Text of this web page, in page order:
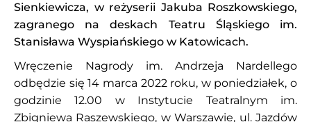
Sienkiewicza, w reżyserii Jakuba Roszkowskiego,
zagranego na deskach Teatru Śląskiego im.
Stanisława Wyspiańskiego w Katowicach.
Wręczenie Nagrody im. Andrzeja Nardellego
odbędzie się 14 marca 2022 roku, w poniedziałek, o
godzinie 12.00 w Instytucie Teatralnym im.
Zbigniewa Raszewskiego, w Warszawie, ul. Jazdów